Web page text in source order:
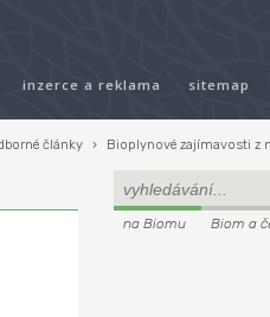
inzerce a reklama sitemap
články › Bioplynové zajímavosti z
na Biomu Biom a